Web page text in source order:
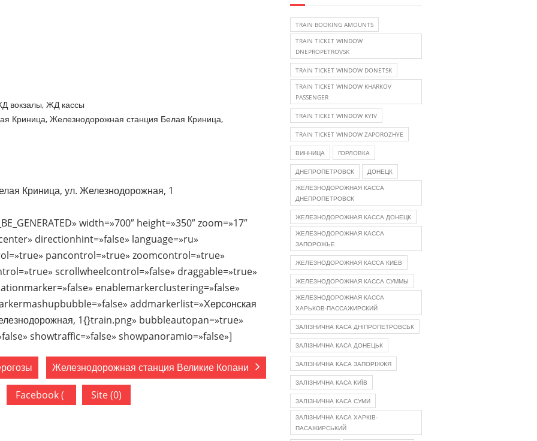
вокзалы, ЖД кассы
Криница, Железнодорожная станция Белая Криница,
Криница, ул. Железнодорожная, 1
width=»700″ height=»350″ zoom=»17″
directionhint=»false» language=»ru»
pancontrol=»true» zoomcontrol=»true»
scrollwheelcontrol=»false» draggable=»true»
enablemarkerclustering=»false»
addmarkerlist=»Херсонская
1{}train.png» bubbleautopan=»true»
showtraffic=»false» showpanoramio=»false»]
Железнодорожная станция Великие Копани
Facebook ( )
Site (0)
TRAIN BOOKING AMOUNTS
TRAIN TICKET WINDOW
DNEPROPETROVSK
TRAIN TICKET WINDOW DONETSK
TRAIN TICKET WINDOW KHARKOV
PASSENGER
TRAIN TICKET WINDOW KYIV
TRAIN TICKET WINDOW ZAPOROZHYE
ВИННИЦА ГОРЛОВКА
ДНЕПРОПЕТРОВСК
ДОНЕЦК
ЖЕЛЕЗНОДОРОЖНАЯ КАССА
ДНЕПРОПЕТРОВСК
ЖЕЛЕЗНОДОРОЖНАЯ КАССА ДОНЕЦК
ЖЕЛЕЗНОДОРОЖНАЯ КАССА
ЗАПОРОЖЬЕ
ЖЕЛЕЗНОДОРОЖНАЯ КАССА КИЕВ
ЖЕЛЕЗНОДОРОЖНАЯ КАССА СУММЫ
ЖЕЛЕЗНОДОРОЖНАЯ КАССА
ХАРЬКОВ-ПАССАЖИРСКИЙ
ЗАЛІЗНИЧНА КАСА ДНІПРОПЕТРОВСЬК
ЗАЛІЗНИЧНА КАСА ДОНЕЦЬК
ЗАЛІЗНИЧНА КАСА ЗАПОРІЖЖЯ
ЗАЛІЗНИЧНА КАСА КИЇВ
ЗАЛІЗНИЧНА КАСА СУМИ
ЗАЛІЗНИЧНА КАСА ХАРКІВ-
ПАСАЖИРСЬКИЙ